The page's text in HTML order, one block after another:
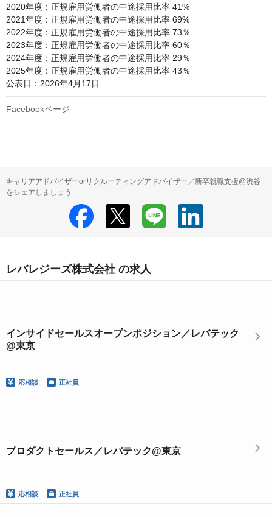
2020年度：正規雇用労働者の中途採用比率 41%
2021年度：正規雇用労働者の中途採用比率 69%
2022年度：正規雇用労働者の中途採用比率 73％
2023年度：正規雇用労働者の中途採用比率 60％
2024年度：正規雇用労働者の中途採用比率 29％
2025年度：正規雇用労働者の中途採用比率 43％
公表日：2026年4月17日
Facebookページ
キャリアアドバイザーorリクルーティングアドバイザー／新卒就職支援@渋谷
をシェアしましょう
レバレジーズ株式会社 の求人
インサイドセールスオープンポジション／レバテック
@東京
応相談 正社員
プロダクトセールス／レバテック@東京
応相談 正社員